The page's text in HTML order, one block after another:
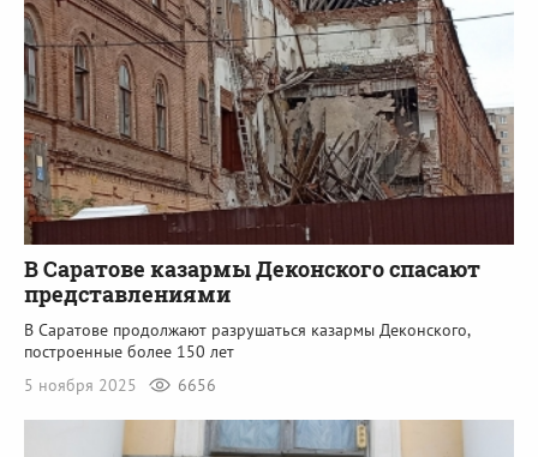
В Саратове казармы Деконского спасают
представлениями
В Саратове продолжают разрушаться казармы Деконского,
построенные более 150 лет
5 ноября 2025
6656